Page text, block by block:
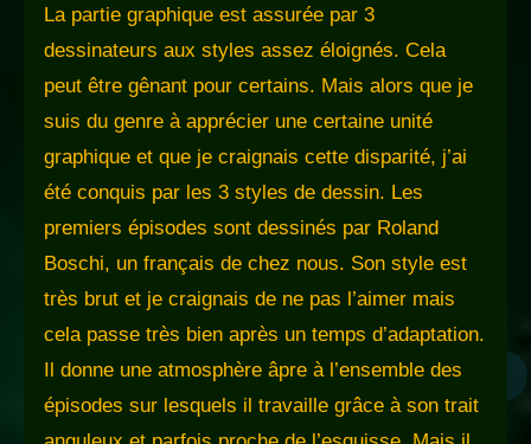
La partie graphique est assurée par 3
dessinateurs aux styles assez éloignés. Cela
peut être gênant pour certains. Mais alors que je
suis du genre à apprécier une certaine unité
graphique et que je craignais cette disparité, j’ai
été conquis par les 3 styles de dessin. Les
premiers épisodes sont dessinés par Roland
Boschi, un français de chez nous. Son style est
très brut et je craignais de ne pas l’aimer mais
cela passe très bien après un temps d’adaptation.
Il donne une atmosphère âpre à l’ensemble des
épisodes sur lesquels il travaille grâce à son trait